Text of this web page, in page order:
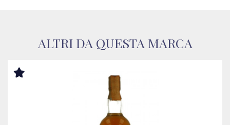
ALTRI DA QUESTA MARCA